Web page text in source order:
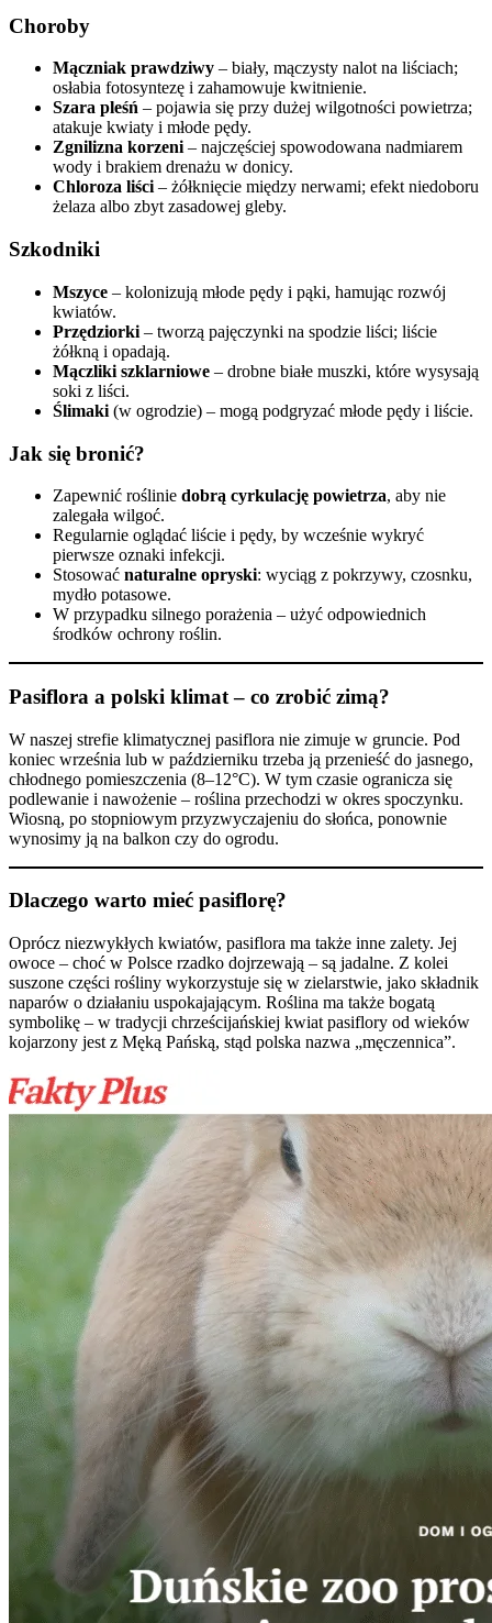
Choroby
Mączniak prawdziwy – biały, mączysty nalot na liściach;
osłabia fotosyntezę i zahamowuje kwitnienie.
Szara pleśń – pojawia się przy dużej wilgotności powietrza;
atakuje kwiaty i młode pędy.
Zgnilizna korzeni– najczęściej spowodowana nadmiarem
wody i brakiem drenażu w donicy.
Chloroza liści– żółknięcie między nerwami; efekt niedoboru
żelaza albo zbyt zasadowej gleby.
Szkodniki
Mszyce – kolonizują młode pędy i pąki, hamując rozwój
kwiatów.
Przędziorki – tworzą pajęczynki na spodzie liści; liście
żółkną i opadają.
Mączliki szklarniowe – drobne białe muszki, które wysysają
soki z liści.
Ślimaki (w ogrodzie) – mogą podgryzać młode pędy i liście.
Jak się bronić?
Zapewnić roślinie dobrą cyrkulację powietrza, aby nie
zalegała wilgoć.
Regularnie oglądać liście i pędy, by wcześnie wykryć
pierwsze oznaki infekcji.
Stosować naturalne opryski: wyciąg z pokrzywy, czosnku,
mydło potasowe.
W przypadku silnego porażenia – użyć odpowiednich
środków ochrony roślin.
Pasiflora a polski klimat – co zrobić zimą?
W naszej strefie klimatycznej pasiflora nie zimuje w gruncie. Pod
koniec września lub w październiku trzeba ją przenieść do jasnego,
chłodnego pomieszczenia (8–12°C). W tym czasie ogranicza się
podlewanie i nawożenie – roślina przechodzi w okres spoczynku.
Wiosną, po stopniowym przyzwyczajeniu do słońca, ponownie
wynosimy ją na balkon czy do ogrodu.
Dlaczego warto mieć pasiflorę?
Oprócz niezwykłych kwiatów, pasiflora ma także inne zalety. Jej
owoce – choć w Polsce rzadko dojrzewają – są jadalne. Z kolei
suszone części rośliny wykorzystuje się w zielarstwie, jako składnik
naparów o działaniu uspokajającym. Roślina ma także bogatą
symbolikę – w tradycji chrześcijańskiej kwiat pasiflory od wieków
kojarzony jest z Męką Pańską, stąd polska nazwa „męczennica”.